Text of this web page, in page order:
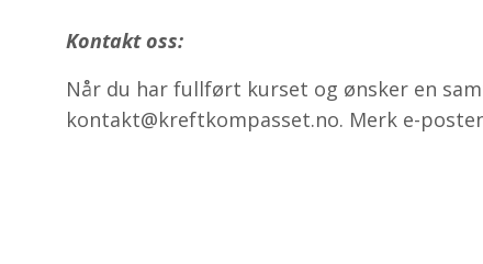
Kontakt oss:
Når du har fullført kurset og ønsker en
kontakt@kreftkompasset.no. Merk e-